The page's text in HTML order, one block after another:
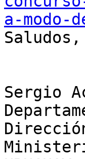
a-modo-
Saludos,
Sergio